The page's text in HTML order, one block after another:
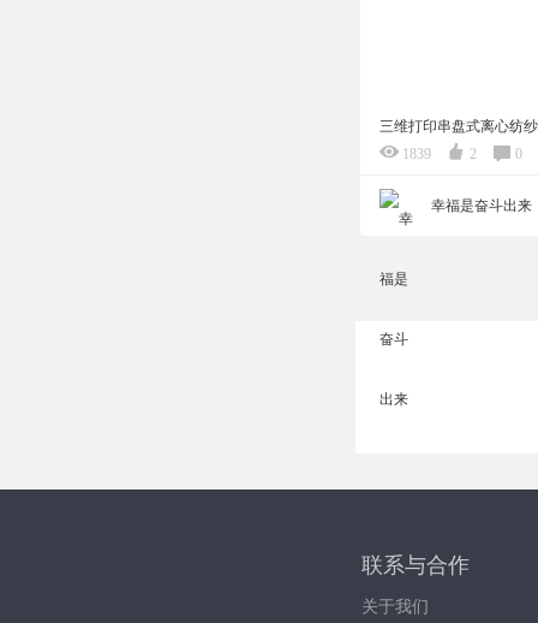
三维打印串盘式离心纺
1839
2 0
幸福是奋斗出来
联系与合作
关于我们